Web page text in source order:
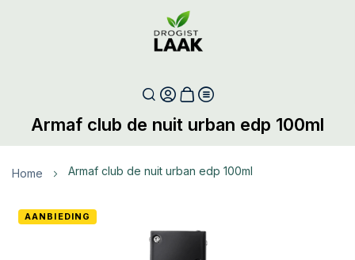
Armaf club de nuit urban edp 100ml
Home armaf club de nuit urban edp 100ml
AANBIEDING
Ga